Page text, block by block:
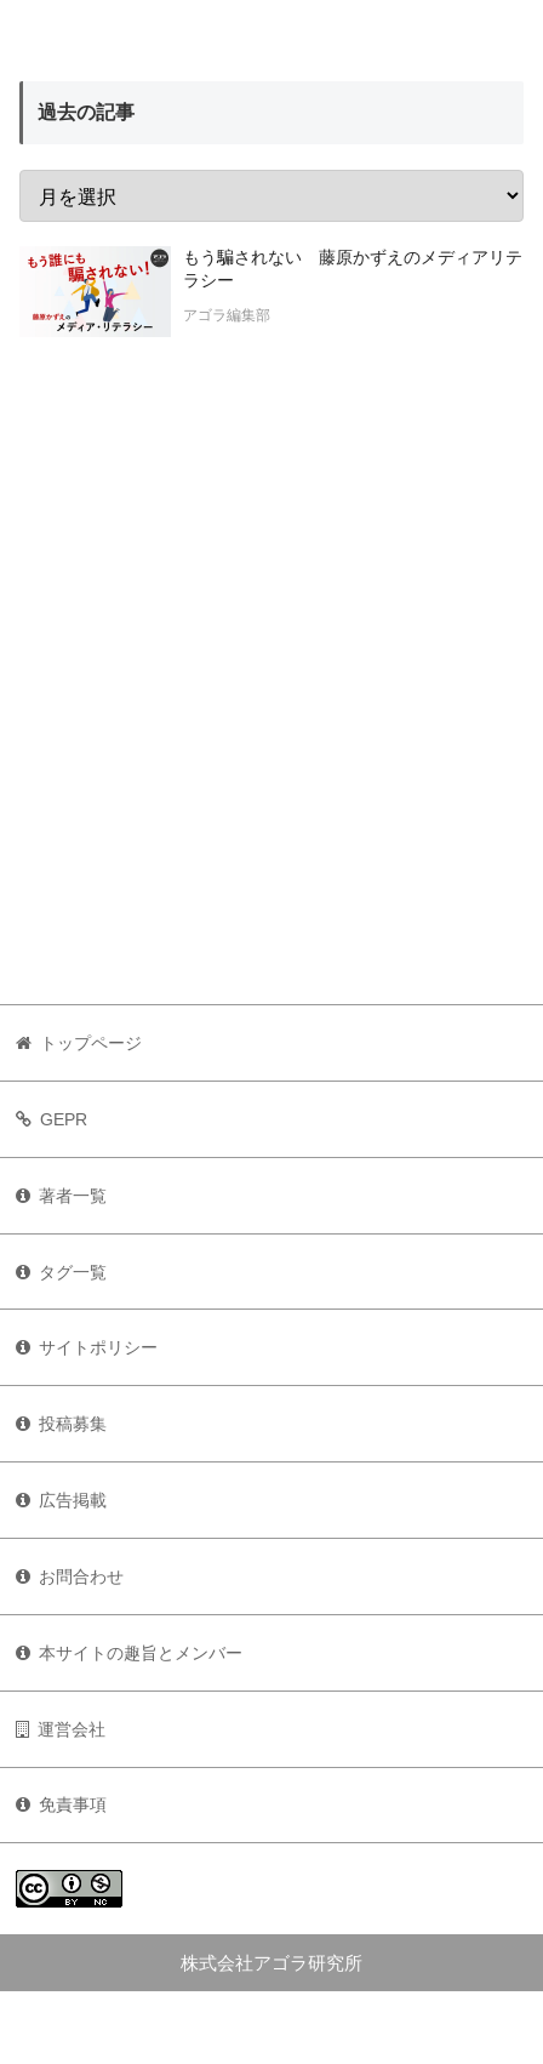
過去の記事
もう騙されない 藤原かずえのメディアリテ
ラシー
アゴラ編集部
トップページ
GEPR
著者一覧
タグ一覧
サイトポリシー
投稿募集
広告掲載
お問合わせ
本サイトの趣旨とメンバー
運営会社
免責事項
株式会社アゴラ研究所